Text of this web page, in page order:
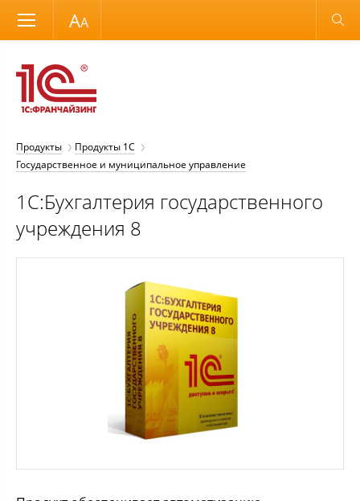
Размер шрифта Обычная версия
Продукты
Продукты 1С
Государственное и муниципальное управление
1С:Бухгалтерия государственного
учреждения 8